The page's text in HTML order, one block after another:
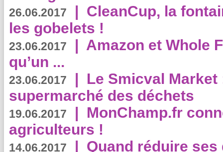
26.06.2017 | CleanCup, la
les gobelets !
23.06.2017 | Amazon et Whole
qu’un ...
23.06.2017 | Le Smicval
supermarché des déchets
19.06.2017 | MonChamp.fr
agriculteurs !
14.06.2017 | Quand réduire